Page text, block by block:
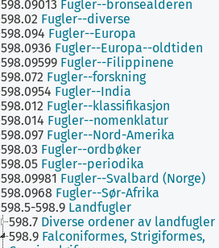
598.09013 Fugler--bronsealderen
598.02 Fugler--diverse
598.094 Fugler--Europa
598.0936 Fugler--Europa--oldtiden
598.09599 Fugler--Filippinene
598.072 Fugler--forskning
598.0954 Fugler--India
598.012 Fugler--klassifikasjon
598.014 Fugler--nomenklatur
598.097 Fugler--Nord-Amerika
598.03 Fugler--ordbøker
598.05 Fugler--periodika
598.09981 Fugler--Svalbard (Norge)
598.0968 Fugler--Sør-Afrika
598.5-598.9 Landfugler
598.7 Diverse ordener av landfugler
598.9 Falconiformes, Strigiformes,